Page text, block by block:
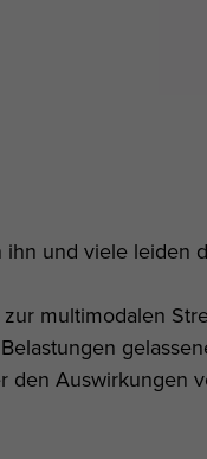
und viele leiden
multimodalen
den Auswirkungen